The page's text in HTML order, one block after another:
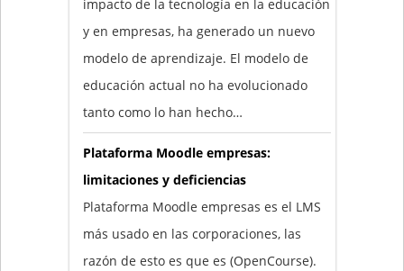
impacto de la tecnología en la educación
y en empresas, ha generado un nuevo
modelo de aprendizaje. El modelo de
educación actual no ha evolucionado
tanto como lo han hecho…
Plataforma Moodle empresas:
limitaciones y deficiencias
Plataforma Moodle empresas es el LMS
más usado en las corporaciones, las
razón de esto es que es (OpenCourse).